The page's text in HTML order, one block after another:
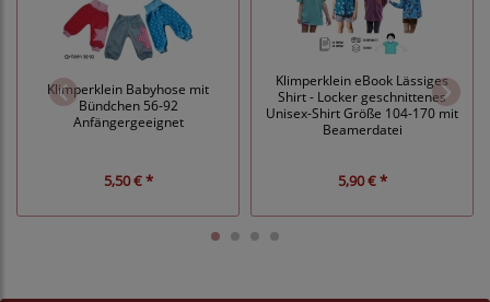
Klimperklein Babyhose mit
Bündchen 56-92
Anfängergeeignet
5,50 € *
Klimperklein eBook Lässiges
Shirt - Locker geschnittenes
Unisex-Shirt Größe 104-170 mit
Beamerdatei
5,90 € *